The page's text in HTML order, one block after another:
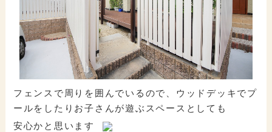
フェンスで周りを囲んでいるので、ウッドデッキでプ
ールをしたりお子さんが遊ぶスペースとしても
安心かと思います